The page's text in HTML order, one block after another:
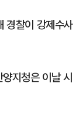
경찰이 강제수사
지청은 이날 시